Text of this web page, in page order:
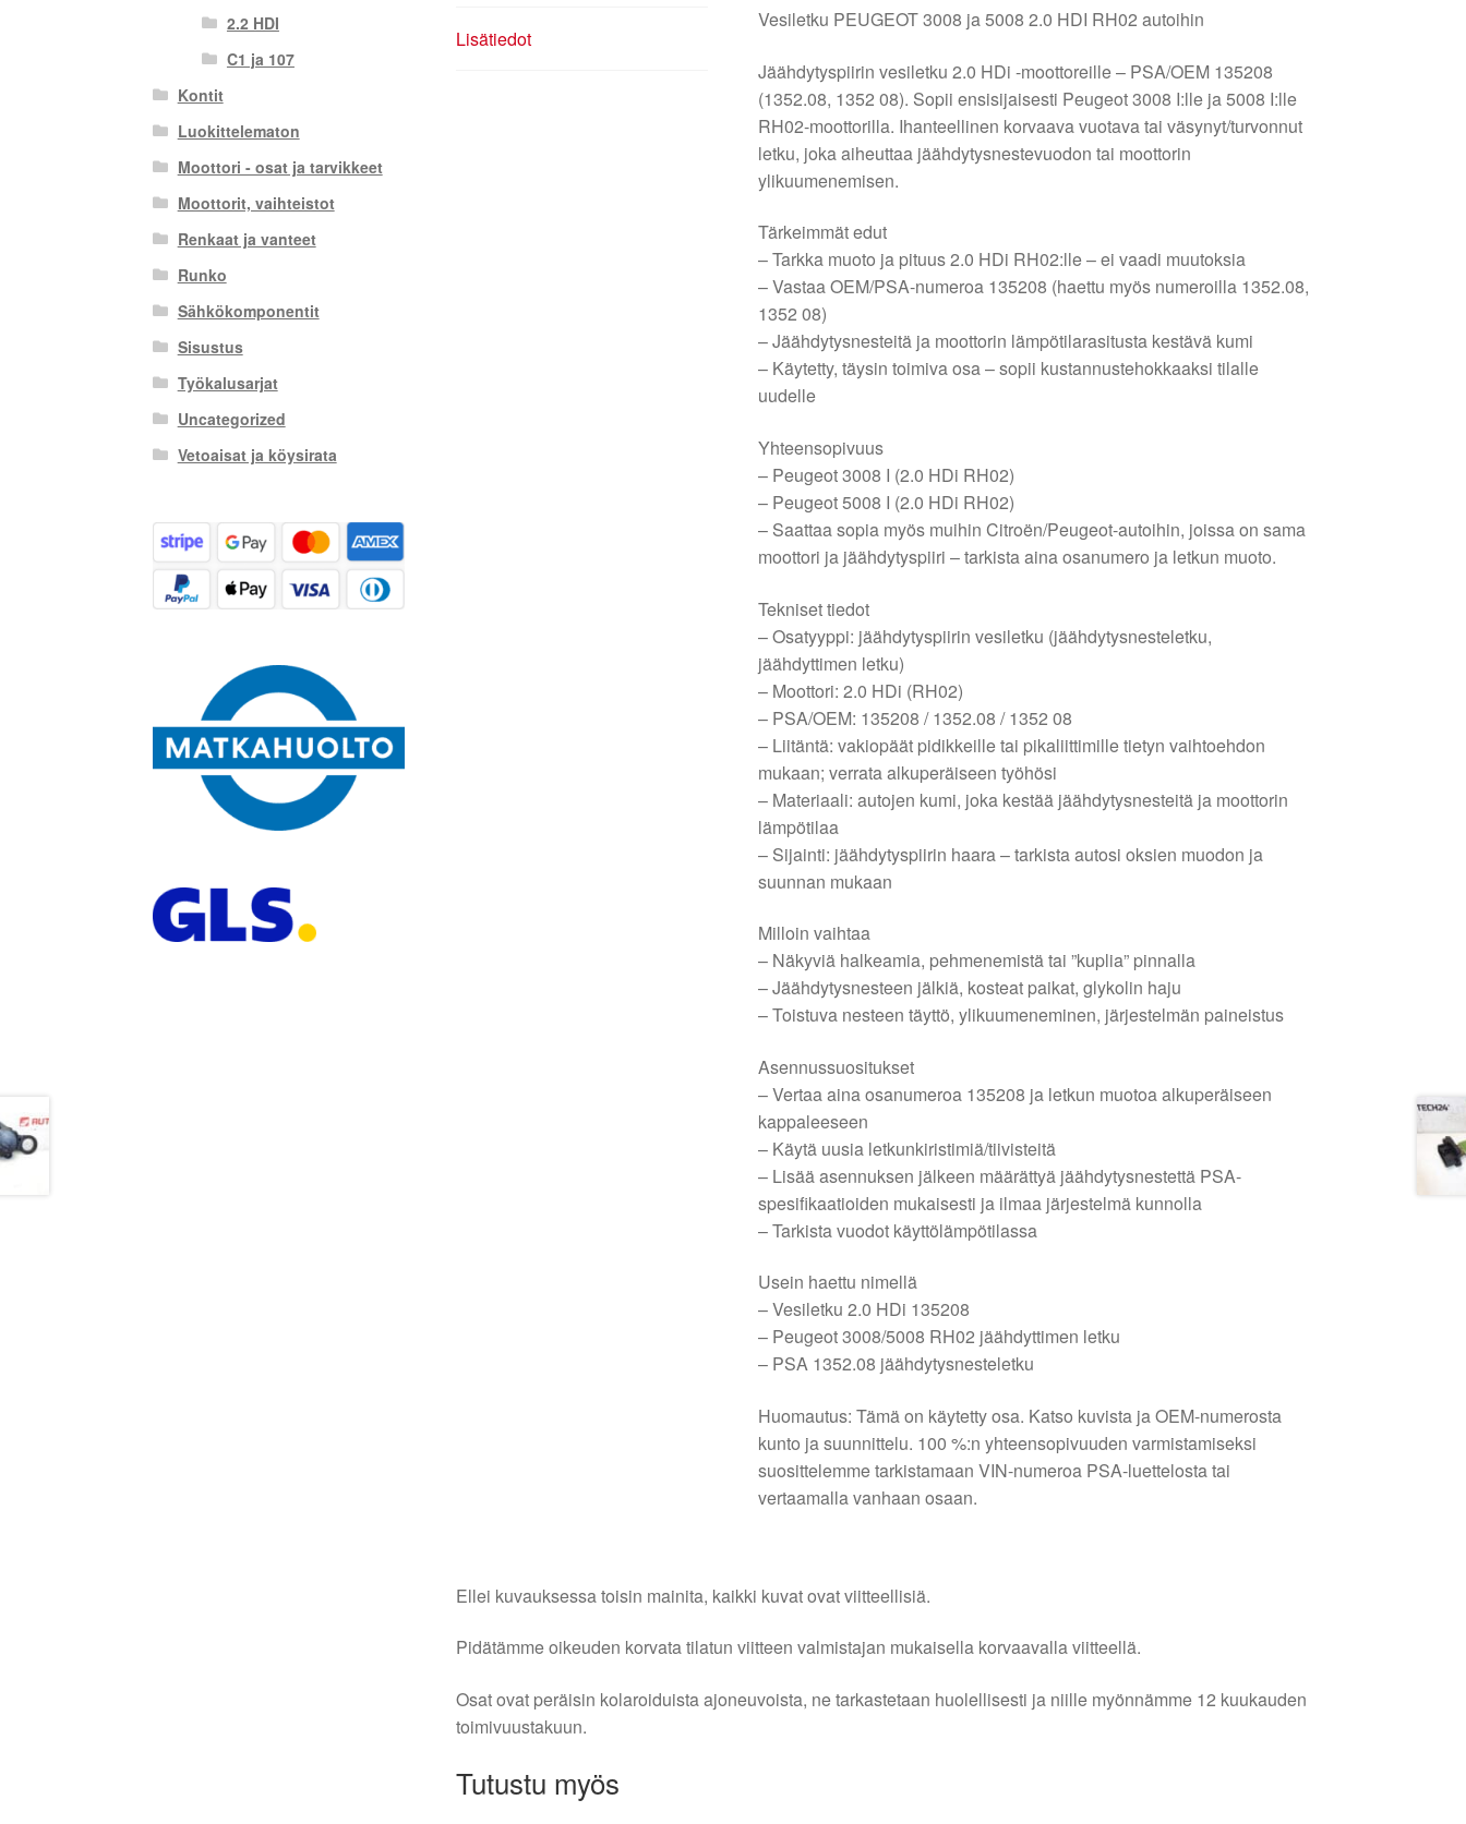
Lisätiedot
Vesiletku PEUGEOT 3008 ja 5008 2.0 HDI RH02 autoihin
Jäähdytyspiirin vesiletku 2.0 HDi -moottoreille – PSA/OEM 135208
(1352.08, 1352 08). Sopii ensisijaisesti Peugeot 3008 I:lle ja 5008 I:lle
RH02-moottorilla. Ihanteellinen korvaava vuotava tai väsynyt/turvonnut
letku, joka aiheuttaa jäähdytysnestevuodon tai moottorin
ylikuumenemisen.
Tärkeimmät edut
– Tarkka muoto ja pituus 2.0 HDi RH02:lle – ei vaadi muutoksia
– Vastaa OEM/PSA-numeroa 135208 (haettu myös numeroilla 1352.08,
1352 08)
– Jäähdytysnesteitä ja moottorin lämpötilarasitusta kestävä kumi
– Käytetty, täysin toimiva osa – sopii kustannustehokkaaksi tilalle
uudelle
Yhteensopivuus
– Peugeot 3008 I (2.0 HDi RH02)
– Peugeot 5008 I (2.0 HDi RH02)
– Saattaa sopia myös muihin Citroën/Peugeot-autoihin, joissa on sama
moottori ja jäähdytyspiiri – tarkista aina osanumero ja letkun muoto.
Tekniset tiedot
– Osatyyppi: jäähdytyspiirin vesiletku (jäähdytysnesteletku,
jäähdyttimen letku)
– Moottori: 2.0 HDi (RH02)
– PSA/OEM: 135208 / 1352.08 / 1352 08
– Liitäntä: vakiopäät pidikkeille tai pikaliittimille tietyn vaihtoehdon
mukaan; verrata alkuperäiseen työhösi
– Materiaali: autojen kumi, joka kestää jäähdytysnesteitä ja moottorin
lämpötilaa
– Sijainti: jäähdytyspiirin haara – tarkista autosi oksien muodon ja
suunnan mukaan
Milloin vaihtaa
– Näkyviä halkeamia, pehmenemistä tai ”kuplia” pinnalla
– Jäähdytysnesteen jälkiä, kosteat paikat, glykolin haju
– Toistuva nesteen täyttö, ylikuumeneminen, järjestelmän paineistus
Asennussuositukset
– Vertaa aina osanumeroa 135208 ja letkun muotoa alkuperäiseen
kappaleeseen
– Käytä uusia letkunkiristimiä/tiivisteitä
– Lisää asennuksen jälkeen määrättyä jäähdytysnestettä PSA-
spesifikaatioiden mukaisesti ja ilmaa järjestelmä kunnolla
– Tarkista vuodot käyttölämpötilassa
Usein haettu nimellä
– Vesiletku 2.0 HDi 135208
– Peugeot 3008/5008 RH02 jäähdyttimen letku
– PSA 1352.08 jäähdytysnesteletku
Huomautus: Tämä on käytetty osa. Katso kuvista ja OEM-numerosta
kunto ja suunnittelu. 100 %:n yhteensopivuuden varmistamiseksi
suosittelemme tarkistamaan VIN-numeroa PSA-luettelosta tai
vertaamalla vanhaan osaan.
Ellei kuvauksessa toisin mainita, kaikki kuvat ovat viitteellisiä.
Pidätämme oikeuden korvata tilatun viitteen valmistajan mukaisella korvaavalla viitteellä.
Osat ovat peräisin kolaroiduista ajoneuvoista, ne tarkastetaan huolellisesti ja niille myönnämme 12 kuukauden
toimivuustakuun.
Tutustu myös
2.2 HDI
C1 ja 107
Kontit
Luokittelematon
Moottori - osat ja tarvikkeet
Moottorit, vaihteistot
Renkaat ja vanteet
Runko
Sähkökomponentit
Sisustus
Työkalusarjat
Uncategorized
Vetoaisat ja köysirata